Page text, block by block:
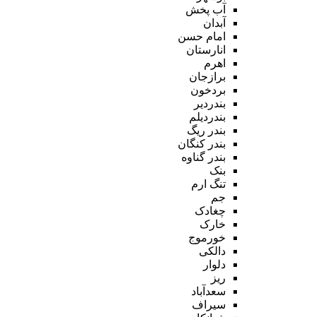
آب پخش
آبدان
امام حسن
انارستان
اهرم
برازجان
بردخون
بندردیر
بندردیلم
بندر ریگ
بندر کنگان
بندر گناوه
بنک
تنگ ارم
جم
چغادک
خارک
خورموج
دالکی
دلوار
ریز
سعدآباد
سیراف